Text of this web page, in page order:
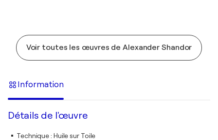
Voir toutes les œuvres de Alexander Shandor
Information
Détails de l'œuvre
Technique: Huile sur Toile